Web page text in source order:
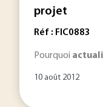
projet
Réf : FIC0883
Pourquoi
10 août 2012